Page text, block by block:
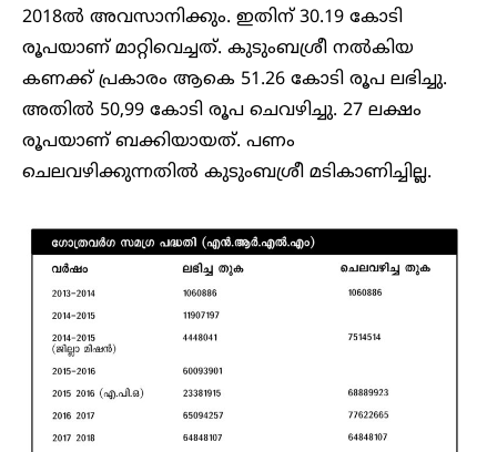
2018ൽ അവസാനിക്കും. ഇതിന് 30.19 കോടി
രൂപയാണ് മാറ്റിവെച്ചത്. കുടുംബശ്രീ നൽകിയ
കണക്ക് പ്രകാരം ആകെ 51.26 കോടി രൂപ ലഭിച്ചു.
അതിൽ 50,99 കോടി രൂപ ചെവഴിച്ചു. 27 ലക്ഷം
രൂപയാണ് ബക്കിയായത്. പണം
ചെലവഴിക്കുന്നതിൽ കുടുംബശ്രീ മടികാണിച്ചില്ല.